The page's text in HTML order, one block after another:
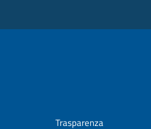
Trasparenza